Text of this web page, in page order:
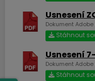
Usnesení
Dokument
Stáhnout
Usnesení
Dokument Adobe
Stáhnout